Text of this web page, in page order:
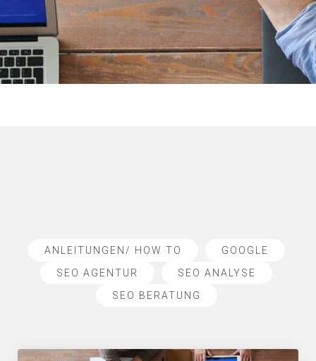
ANLEITUNGEN/ HOW TO
GOOGLE
SEO AGENTUR
SEO ANALYSE
SEO BERATUNG